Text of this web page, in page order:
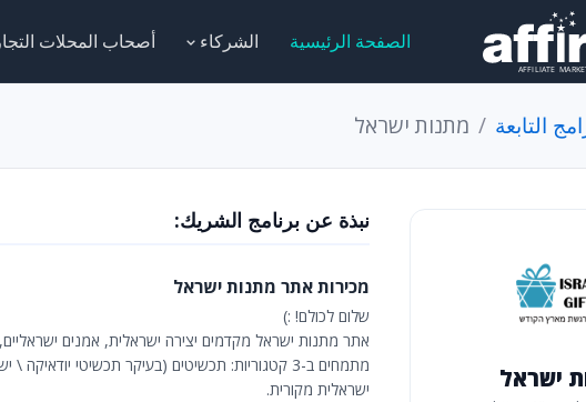
الصفحة الرئيسية الشركاء أصحاب المحلات
التابعة מתנות ישראל
ישראל
نبذة عن برنامج الشريك:
מכירות אתר מתנות ישראל
שלום לכולם! :)
אתר מתנות ישראל מקדמים יצירה ישראלית, אמנים ישראליים,
ישראלית מקורית.